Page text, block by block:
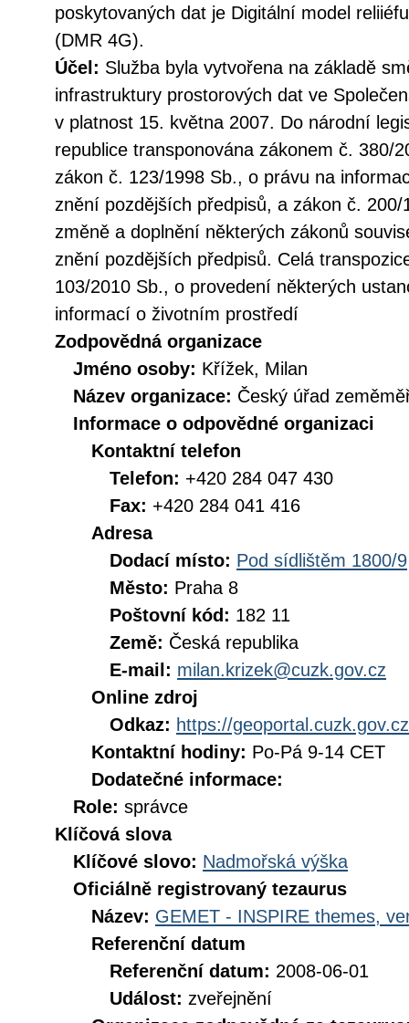
poskytovaných dat je Digitální model
(DMR 4G).
Účel: Služba byla vytvořena na základě
infrastruktury prostorových dat ve
v platnost 15. května 2007. Do národní
republice transponována zákonem č. 380/
zákon č. 123/1998 Sb., o právu na
znění pozdějších předpisů, a zákon č.
změně a doplnění některých zákonů
znění pozdějších předpisů. Celá
103/2010 Sb., o provedení některých
informací o životním prostředí
Zodpovědná organizace
Jméno osoby: Křížek, Milan
Název organizace: Český úřad
Informace o odpovědné organizaci
Kontaktní telefon
Telefon: +420 284 047 430
Fax: +420 284 041 416
Adresa
Dodací místo: Pod sídlištěm 1800/9
Město: Praha 8
Poštovní kód: 182 11
Země: Česká republika
E-mail: milan.krizek@cuzk.gov.cz
Online zdroj
Odkaz: https://geoportal.cuzk.gov.cz
Kontaktní hodiny: Po-Pá 9-14 CET
Dodatečné informace:
Role: správce
Klíčová slova
Klíčové slovo: Nadmořská výška
Oficiálně registrovaný tezaurus
Název: GEMET - INSPIRE themes,
Referenční datum
Referenční datum: 2008-06-01
Událost: zveřejnění